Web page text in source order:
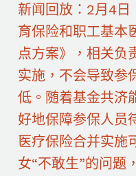
新闻回放：2月4日
育保险和职工基本
点方案》，相关负
实施，不会导致参
低。随着基金共济
好地保障参保人员
医疗保险合并实施
女“不敢生”的问题